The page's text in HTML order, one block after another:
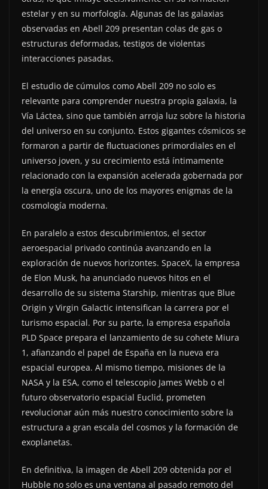
estelar y en su morfología. Algunas de las galaxias
observadas en Abell 209 presentan colas de gas o
estructuras deformadas, testigos de violentas
interacciones pasadas.
El estudio de cúmulos como Abell 209 no solo es
relevante para comprender nuestra propia galaxia, la
Vía Láctea, sino que también arroja luz sobre la historia
del universo en su conjunto. Estos gigantes cósmicos se
formaron a partir de fluctuaciones primordiales en el
universo joven, y su crecimiento está íntimamente
relacionado con la expansión acelerada gobernada por
la energía oscura, uno de los mayores enigmas de la
cosmología moderna.
En paralelo a estos descubrimientos, el sector
aeroespacial privado continúa avanzando en la
exploración de nuevos horizontes. SpaceX, la empresa
de Elon Musk, ha anunciado nuevos hitos en el
desarrollo de su sistema Starship, mientras que Blue
Origin y Virgin Galactic intensifican la carrera por el
turismo espacial. Por su parte, la empresa española
PLD Space prepara el lanzamiento de su cohete Miura
1, afianzando el papel de España en la nueva era
espacial europea. Al mismo tiempo, misiones de la
NASA y la ESA, como el telescopio James Webb o el
futuro observatorio espacial Euclid, prometen
revolucionar aún más nuestro conocimiento sobre la
estructura a gran escala del cosmos y la formación de
exoplanetas.
En definitiva, la imagen de Abell 209 obtenida por el
Hubble no solo es una ventana al pasado remoto del